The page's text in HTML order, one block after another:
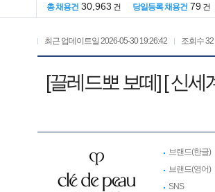
총 채용건 30,963 건 당일등록 채용건 79 건
최근 업데이트일 2026-05-30 19:26:42 조회수32
[끌레드뽀 보떼] [ 신
브랜드(한글)
브랜드(영어)
SNS